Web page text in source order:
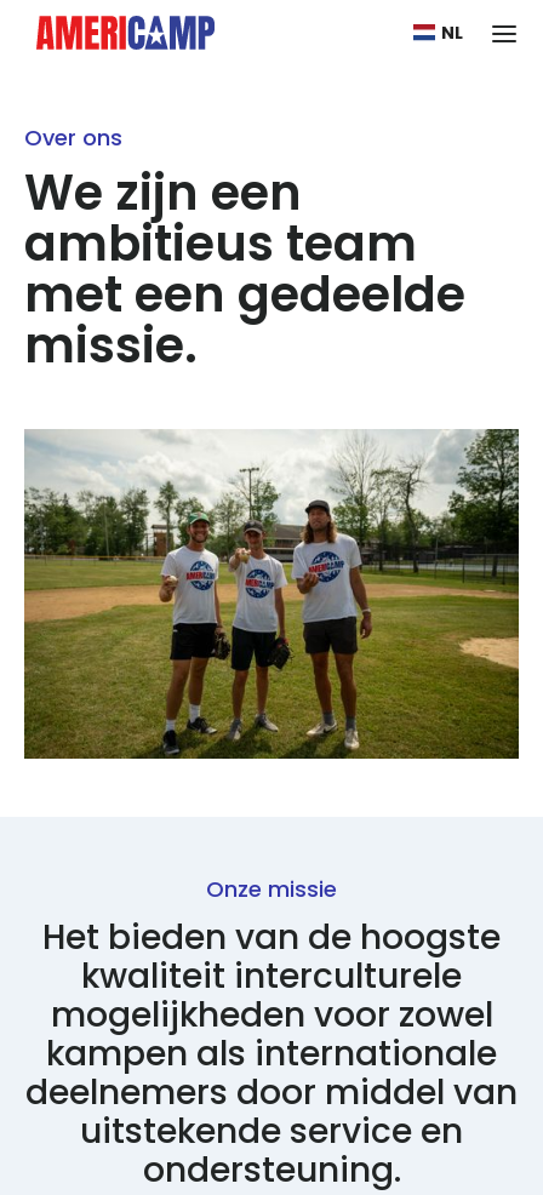
NL
Over ons
We zijn een
ambitieus team
met een gedeelde
missie.
Onze missie
Het bieden van de hoogste
kwaliteit interculturele
mogelijkheden voor zowel
kampen als internationale
deelnemers door middel van
uitstekende service en
ondersteuning.